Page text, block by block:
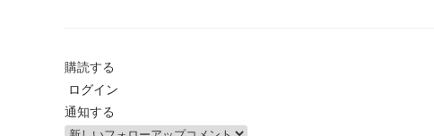
む
購読する
ログイン
通知する